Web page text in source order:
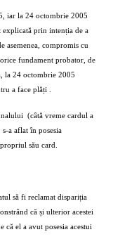
iar la 24 octombrie 2005
explicată prin intenția de a
asemenea, compromis cu
fundament probator, de
la 24 octombrie 2005
a face plăți .
(câtă vreme cardul a
s-a aflat în posesia
său card.
să fi reclamat dispariția
că și ulterior acestei
că el a avut posesia acestui